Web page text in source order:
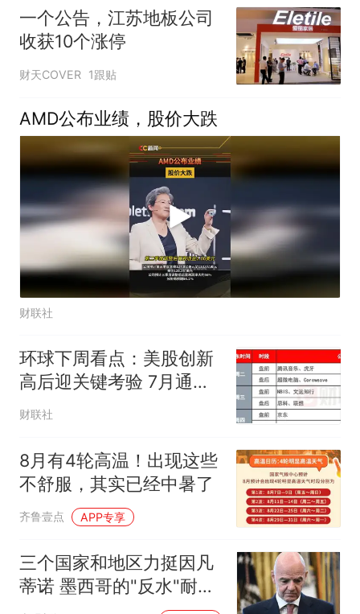
一个公告，江苏地板公司
收获10个涨停
财天COVER 1跟贴
AMD公布业绩，股价大跌
财联社
环球下周看点：美股创新
高后迎关键考验 7月通胀
数据或决定美联储9月政
财联社
8月有4轮高温！出现这些
不舒服，其实已经中暑了
齐鲁壹点 APP专享
三个国家和地区力挺因凡
蒂诺 墨西哥的"反水"耐人
寻味